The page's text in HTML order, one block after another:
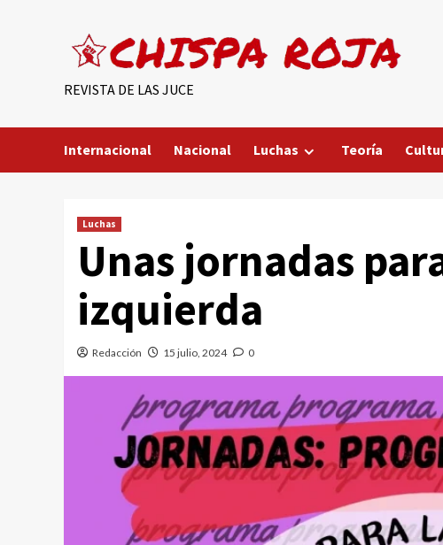
REVISTA DE LAS JUCE
Internacional Nacional Luchas Teoría
Luchas
Unas jornadas
izquierda
Redacción 15 julio, 2024 0